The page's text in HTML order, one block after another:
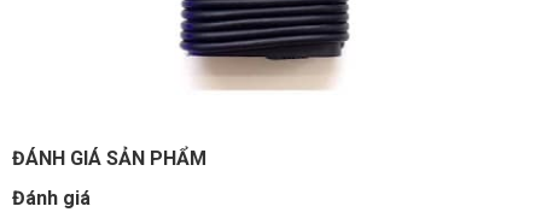
ĐÁNH GIÁ SẢN PHẨM
Đánh giá